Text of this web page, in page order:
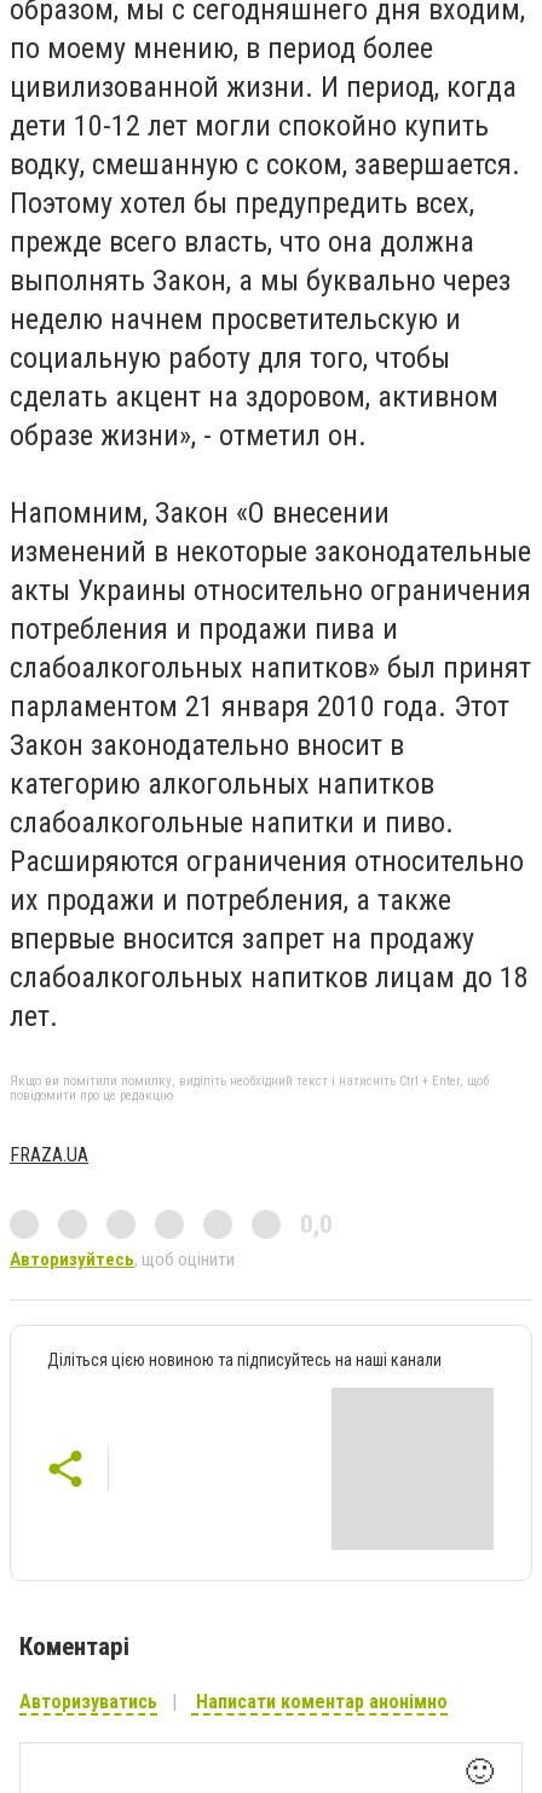
образом, мы с сегодняшнего дня входим,
по моему мнению, в период более
цивилизованной жизни. И период, когда
дети 10-12 лет могли спокойно купить
водку, смешанную с соком, завершается.
Поэтому хотел бы предупредить всех,
прежде всего власть, что она должна
выполнять Закон, а мы буквально через
неделю начнем просветительскую и
социальную работу для того, чтобы
сделать акцент на здоровом, активном
образе жизни», - отметил он.
Напомним, Закон «О внесении
изменений в некоторые законодательные
акты Украины относительно ограничения
потребления и продажи пива и
слабоалкогольных напитков» был принят
парламентом 21 января 2010 года. Этот
Закон законодательно вносит в
категорию алкогольных напитков
слабоалкогольные напитки и пиво.
Расширяются ограничения относительно
их продажи и потребления, а также
впервые вносится запрет на продажу
слабоалкогольных напитков лицам до 18
лет.
Якщо ви помітили помилку, виділіть необхідний текст і натисніть Ctrl + Enter, щоб
повідомити про це редакцію
FRAZA.UA
0,0
Авторизуйтесь, щоб оцінити
Діліться цією новиною та підписуйтесь на наші канали
Коментарі
Авторизуватись Написати коментар анонімно
🙂